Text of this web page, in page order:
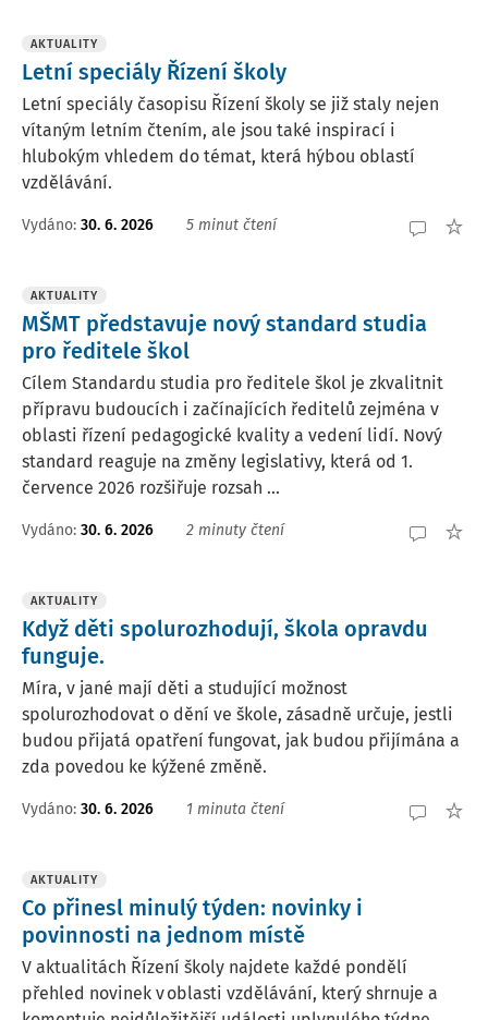
AKTUALITY
Letní speciály Řízení školy
Letní speciály časopisu Řízení školy se již staly nejen
vítaným letním čtením, ale jsou také inspirací i
hlubokým vhledem do témat, která hýbou oblastí
vzdělávání.
Vydáno: 30. 6. 2026 5 minut čtení
AKTUALITY
MŠMT představuje nový standard studia
pro ředitele škol
Cílem Standardu studia pro ředitele škol je zkvalitnit
přípravu budoucích i začínajících ředitelů zejména v
oblasti řízení pedagogické kvality a vedení lidí. Nový
standard reaguje na změny legislativy, která od 1.
července 2026 rozšiřuje rozsah ...
Vydáno: 30. 6. 2026 2 minuty čtení
AKTUALITY
Když děti spolurozhodují, škola opravdu
funguje.
Míra, v jané mají děti a studující možnost
spolurozhodovat o dění ve škole, zásadně určuje, jestli
budou přijatá opatření fungovat, jak budou přijímána a
zda povedou ke kýžené změně.
Vydáno: 30. 6. 2026 1 minuta čtení
AKTUALITY
Co přinesl minulý týden: novinky i
povinnosti na jednom místě
V aktualitách Řízení školy najdete každé pondělí
přehled novinek v oblasti vzdělávání, který shrnuje a